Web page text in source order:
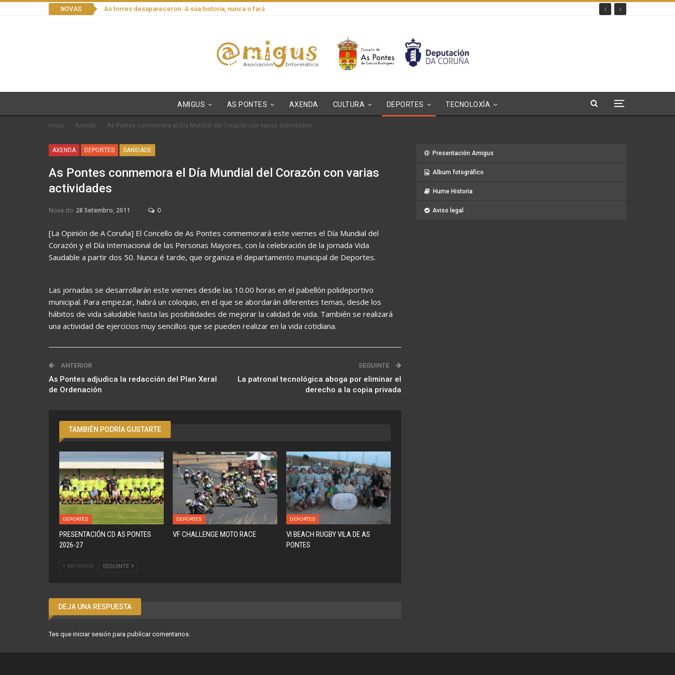
NOVAS As torres desapareceron. A súa historia, nunca o fará
AMIGUS AS PONTES AXENDA CULTURA DEPORTES TECNOLOXÍA
Inicio Axenda As Pontes conmemora el Día Mundial del Corazón con varias actividades
AXENDA DEPORTES SANIDADE
As Pontes conmemora el Día Mundial del Corazón con varias
actividades
Nova do 28 Setembro, 2011 0
[La Opinión de A Coruña] El Concello de As Pontes conmemorará este viernes el Día Mundial del
Corazón y el Día Internacional de las Personas Mayores, con la celebración de la jornada Vida
Saudable a partir dos 50. Nunca é tarde, que organiza el departamento municipal de Deportes.
Las jornadas se desarrollarán este viernes desde las 10.00 horas en el pabellón polideportivo
municipal. Para empezar, habrá un coloquio, en el que se abordarán diferentes temas, desde los
hábitos de vida saludable hasta las posibilidades de mejorar la calidad de vida. También se realizará
una actividad de ejercicios muy sencillos que se pueden realizar en la vida cotidiana.
ANTERIOR
As Pontes adjudica la redacción del Plan Xeral
de Ordenación
SEGUINTE
La patronal tecnológica aboga por eliminar el
derecho a la copia privada
TAMBIÉN PODRÍA GUSTARTE
DEPORTES
PRESENTACIÓN CD AS PONTES
2026-27
DEPORTES
VF CHALLENGE MOTO RACE
DEPORTES
VI BEACH RUGBY VILA DE AS
PONTES
ANTERIOR SEGUINTE
DEJA UNA RESPUESTA
Tes que iniciar sesión para publicar comentarios.
Presentación Amigus
Album fotográfico
Hume Historia
Aviso legal